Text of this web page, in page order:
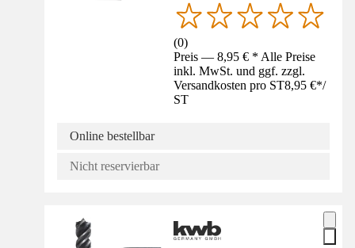
(0)
Preis — 8,95 € * Alle Preise
inkl. MwSt. und ggf. zzgl.
Versandkosten pro ST8,95 €*/
ST
Online bestellbar
Nicht reservierbar